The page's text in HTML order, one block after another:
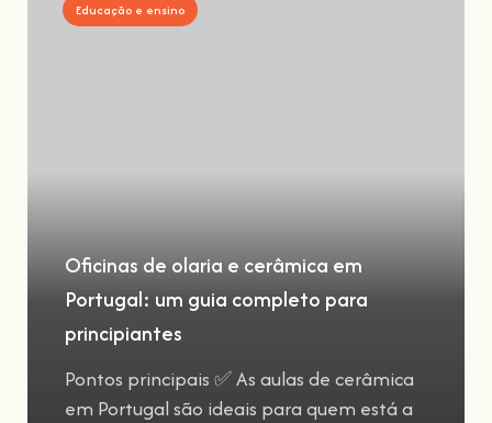
Educação e ensino
Oficinas de olaria e cerâmica em
Portugal: um guia completo para
principiantes
Pontos principais ✅ As aulas de cerâmica
em Portugal são ideais para quem está a